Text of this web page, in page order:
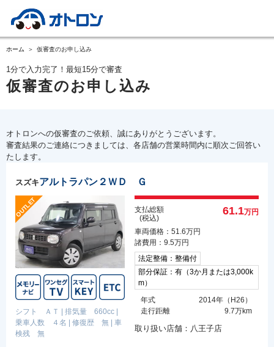
ホーム 仮審査のお申し込み
1分で入力完了！最短15分で審査
仮審査のお申し込み
オトロンへの仮審査のご依頼、誠にありがとうございます。
審査結果のご連絡につきましては、各店舗の営業時間内に順次ご回答い
たします。
スズキアルトラパン２ＷＤ Ｇ
シフト ＡＴ 排気量 660cc
乗車人数 ４名
修復歴 無
車
検残 無
支払総額
(税込)
61.1万円
車両価格：51.6万円
諸費用：9.5万円
法定整備：整備付
部分保証：有（3か月または3,000k
m）
年式
2014年（H26）
走行距離
9.7万km
取り扱い店舗：八王子店